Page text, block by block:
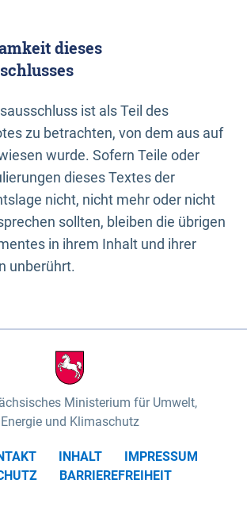
dieses
ist als Teil des
zu betrachten, von dem aus auf
wurde. Sofern Teile oder
dieses Textes der
nicht, nicht mehr oder nicht
sollten, bleiben die übrigen
in ihrem Inhalt und ihrer
unberührt.
Ministerium für Umwelt,
Energie und Klimaschutz
INHALT
IMPRESSUM
BARRIEREFREIHEIT